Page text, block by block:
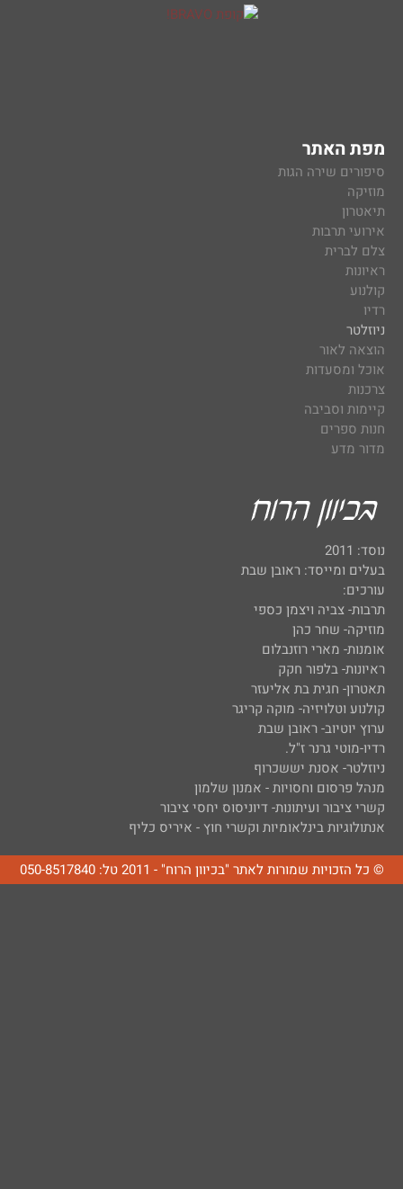
מפת האתר
סיפורים שירה הגות
מוזיקה
תיאטרון
אירועי תרבות
צלם לברית
ראיונות
קולנוע
רדיו
ניוזלטר
הוצאה לאור
אוכל ומסעדות
צרכנות
קיימות וסביבה
חנות ספרים
מדור מדע
נוסד: 2011
בעלים ומייסד: ראובן שבת
עורכים:
תרבות- צביה ויצמן כספי
מוזיקה- שחר כהן
אומנות- מארי רוזנבלום
ראיונות- בלפור חקק
תאטרון- חגית בת אליעזר
קולנוע וטלויזיה- מוקה קריגר
ערוץ יוטיוב- ראובן שבת
רדיו-מוטי גרנר ז"ל.
ניוזלטר- אסנת יששכרוף
מנהל פרסום וחסויות - אמנון שלמון
קשרי ציבור ועיתונות- דיוניסוס יחסי ציבור
אנתולוגיות בינלאומיות וקשרי חוץ - איריס כליף
© כל הזכויות שמורות לאתר "בכיוון הרוח" - 2011 טל: 050-8517840